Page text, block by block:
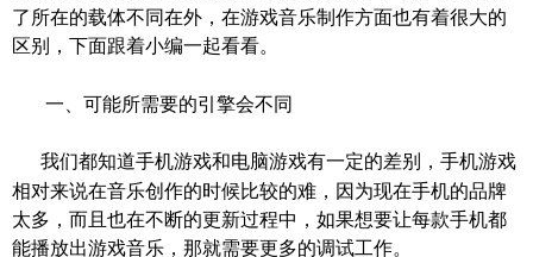
了所在的载体不同在外，在游戏音乐制作方面也有着很大的
区别，下面跟着小编一起看看。
一、可能所需要的引擎会不同
我们都知道手机游戏和电脑游戏有一定的差别，手机游戏
相对来说在音乐创作的时候比较的难，因为现在手机的品牌
太多，而且也在不断的更新过程中，如果想要让每款手机都
能播放出游戏音乐 ，那就需要更多的调试工作。